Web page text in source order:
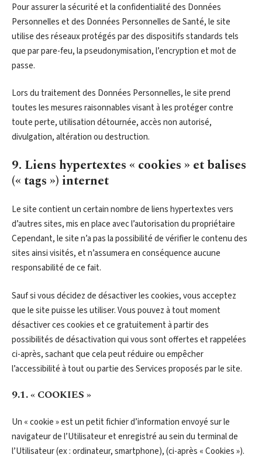
Pour assurer la sécurité et la confidentialité des Données
Personnelles et des Données Personnelles de Santé, le site
utilise des réseaux protégés par des dispositifs standards tels
que par pare-feu, la pseudonymisation, l’encryption et mot de
passe.
Lors du traitement des Données Personnelles, le site prend
toutes les mesures raisonnables visant à les protéger contre
toute perte, utilisation détournée, accès non autorisé,
divulgation, altération ou destruction.
9. Liens hypertextes « cookies » et balises
(« tags ») internet
Le site contient un certain nombre de liens hypertextes vers
d’autres sites, mis en place avec l’autorisation du propriétaire
Cependant, le site n’a pas la possibilité de vérifier le contenu des
sites ainsi visités, et n’assumera en conséquence aucune
responsabilité de ce fait.
Sauf si vous décidez de désactiver les cookies, vous acceptez
que le site puisse les utiliser. Vous pouvez à tout moment
désactiver ces cookies et ce gratuitement à partir des
possibilités de désactivation qui vous sont offertes et rappelées
ci-après, sachant que cela peut réduire ou empêcher
l’accessibilité à tout ou partie des Services proposés par le site.
9.1. « COOKIES »
Un « cookie » est un petit fichier d’information envoyé sur le
navigateur de l’Utilisateur et enregistré au sein du terminal de
l’Utilisateur (ex : ordinateur, smartphone), (ci-après « Cookies »).